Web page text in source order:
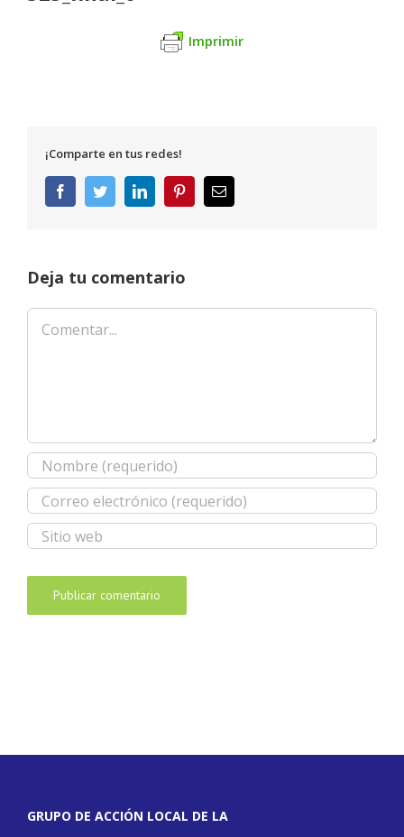
Imprimir
¡Comparte en tus redes!
FacebookTwitterLinkedInPinterestCorreo
electrónico
Deja tu comentario
Comentar
GRUPO DE ACCIÓN LOCAL DE LA